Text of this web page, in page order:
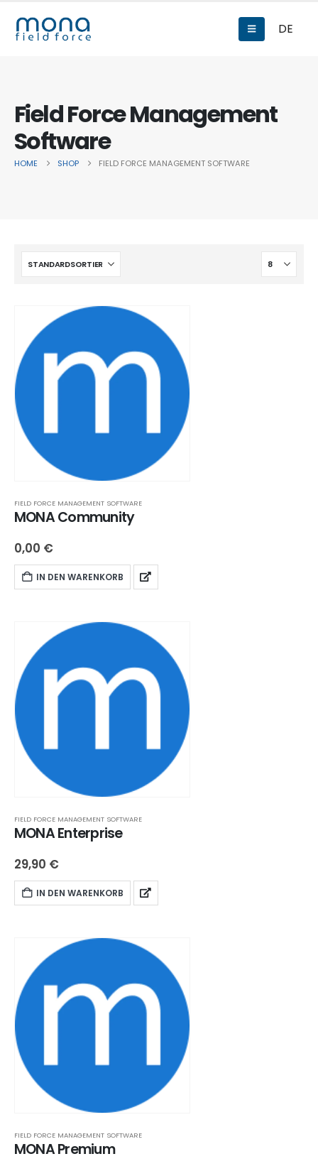
DE
Field Force Management
Software
HOME SHOP FIELD FORCE MANAGEMENT SOFTWARE
FIELD FORCE MANAGEMENT SOFTWARE
MONA Community
0,00 €
IN DEN WARENKORB
FIELD FORCE MANAGEMENT SOFTWARE
MONA Enterprise
29,90 €
IN DEN WARENKORB
FIELD FORCE MANAGEMENT SOFTWARE
MONA Premium